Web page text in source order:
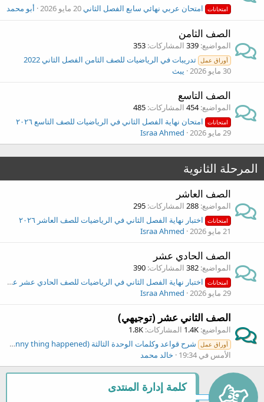
امتحانات امتحان عربي نهائي سابع الفصل الثاني20 مايو 2026 أبو محمد
الصف الثامن
المواضيع 339 المشاركات 353
أوراق عمل تدريبات في الرياضيات للصف الثامن الفصل الثاني 2022
30 مايو 2026
يبث
الصف التاسع
المواضيع 454 المشاركات 485
امتحانات امتحان نهاية الفصل الثاني في الرياضيات للصف التاسع ٢٠٢٦
29 مايو 2026
Israa Ahmed
المرحلة الثانوية
الصف العاشر
المواضيع 288 المشاركات 295
امتحانات اختبار نهاية الفصل الثاني في الرياضيات للصف العاشر ٢٠٢٦
21 مايو 2026
Israa Ahmed
الصف الحادي عشر
المواضيع 382 المشاركات 390
امتحانات اختبار نهاية الفصل الثاني في الرياضيات للصف الحادي عشر علمي ٢٠٢٥
29 مايو 2026
Israa Ahmed
الصف الثاني عشر (توجيهي)
المواضيع 1.4K المشاركات 1.8K
أوراق عمل شرح قواعد وكلمات الوحدة الثالثة (A funny thing happened) انجليزي توجيهي
الأمس في 19:34
خالد محمد
كلمة إدارة المنتدى